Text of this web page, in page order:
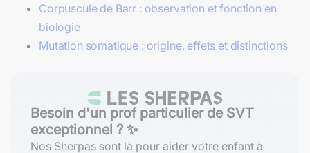
Corpuscule de Barr : observation et fonction en
biologie
Mutation somatique : origine, effets et distinctions
Besoin d'un prof particulier de SVT
exceptionnel ? ✨
Nos Sherpas sont là pour aider votre enfant à